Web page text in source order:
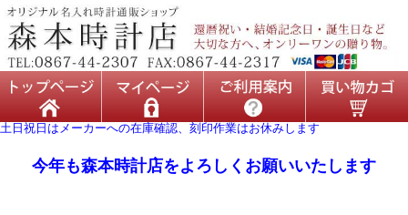
土日祝日はメーカーへの在庫確認、刻印作業はお休みします
今年も森本時計店をよろしくお願いいたします